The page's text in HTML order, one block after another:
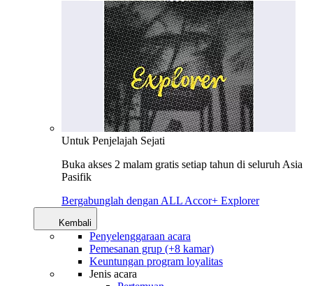
Untuk Penjelajah Sejati
Buka akses 2 malam gratis setiap tahun di seluruh Asia
Pasifik
Bergabunglah dengan ALL Accor+ Explorer
Kembali
Penyelenggaraan acara
Pemesanan grup (+8 kamar)
Keuntungan program loyalitas
Jenis acara